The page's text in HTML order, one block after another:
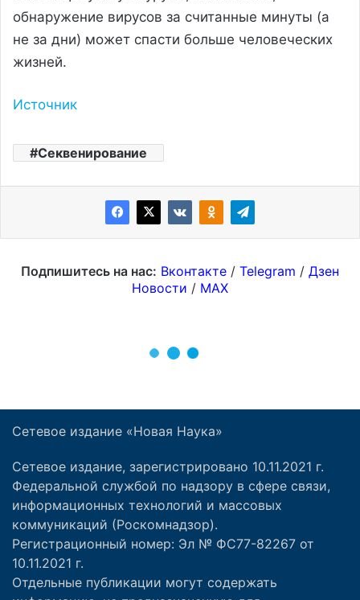
Сетевое издание «Новая Наука»
Сетевое издание, зарегистрировано 10.11.2021 г.
Федеральной службой по надзору в сфере связи,
информационных технологий и массовых
коммуникаций (Роскомнадзор).
Регистрационный номер: Эл № ФС77-82267 от
10.11.2021 г.
Отдельные публикации могут содержать